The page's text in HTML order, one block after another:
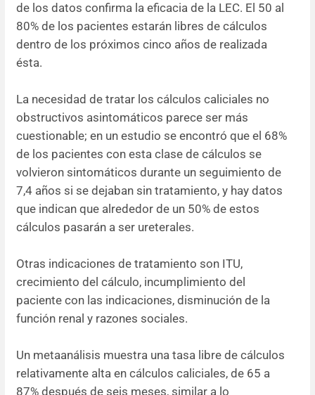
de los datos confirma la eficacia de la LEC. El 50 al
80% de los pacientes estarán libres de cálculos
dentro de los próximos cinco años de realizada
ésta.
La necesidad de tratar los cálculos caliciales no
obstructivos asintomáticos parece ser más
cuestionable; en un estudio se encontró que el 68%
de los pacientes con esta clase de cálculos se
volvieron sintomáticos durante un seguimiento de
7,4 años si se dejaban sin tratamiento, y hay datos
que indican que alrededor de un 50% de estos
cálculos pasarán a ser ureterales.
Otras indicaciones de tratamiento son ITU,
crecimiento del cálculo, incumplimiento del
paciente con las indicaciones, disminución de la
función renal y razones sociales.
Un metaanálisis muestra una tasa libre de cálculos
relativamente alta en cálculos caliciales, de 65 a
87% después de seis meses, similar a lo